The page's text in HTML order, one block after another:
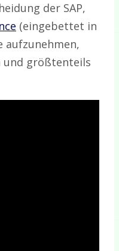
der SAP,
(eingebettet in
aufzunehmen,
und größtenteils